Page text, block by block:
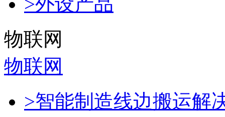
物联网
物联网
>智能制造线边搬运解